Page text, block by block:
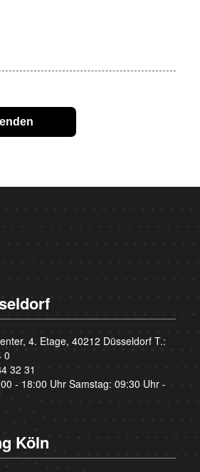
4. Etage, 40212 Düsseldorf T.:
0
32 31
- 18:00 Uhr Samstag: 09:30 Uhr -
Köln